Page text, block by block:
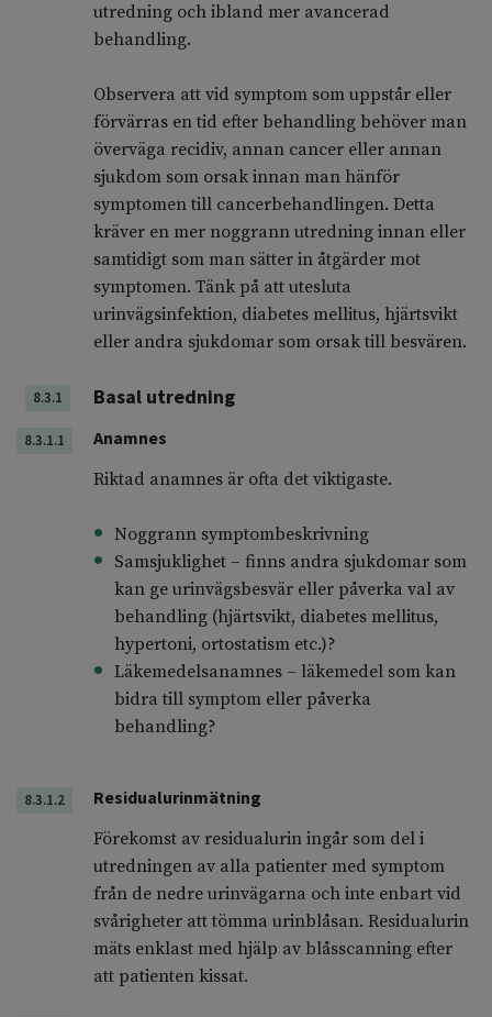
utredning och ibland mer avancerad
behandling.
Observera att vid symptom som uppstår eller
förvärras en tid efter behandling behöver man
överväga recidiv, annan cancer eller annan
sjukdom som orsak innan man hänför
symptomen till cancerbehandlingen. Detta
kräver en mer noggrann utredning innan eller
samtidigt som man sätter in åtgärder mot
symptomen. Tänk på att utesluta
urinvägsinfektion, diabetes mellitus, hjärtsvikt
eller andra sjukdomar som orsak till besvären.
8.3.1 Basal utredning
8.3.1.1
Anamnes
Riktad anamnes är ofta det viktigaste.
Noggrann symptombeskrivning
Samsjuklighet – finns andra sjukdomar som
kan ge urinvägsbesvär eller påverka val av
behandling (hjärtsvikt, diabetes mellitus,
hypertoni, ortostatism etc.)?
Läkemedelsanamnes – läkemedel som kan
bidra till symptom eller påverka
behandling?
8.3.1.2
Residualurinmätning
Förekomst av residualurin ingår som del i
utredningen av alla patienter med symptom
från de nedre urinvägarna och inte enbart vid
svårigheter att tömma urinblåsan. Residualurin
mäts enklast med hjälp av blåsscanning efter
att patienten kissat.